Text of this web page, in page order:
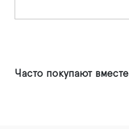
Часто покупают вместе